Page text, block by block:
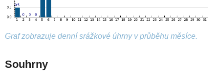
Graf zobrazuje denní srážkové úhrny v průběhu měsíce.
Souhrny